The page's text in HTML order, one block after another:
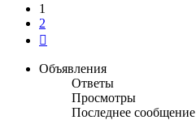
1
2
Объявления
Ответы
Просмотры
Последнее сообщение